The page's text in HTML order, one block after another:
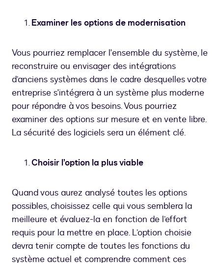
Examiner les options de modernisation
Vous pourriez remplacer l'ensemble du système, le
reconstruire ou envisager des intégrations
d’anciens systèmes dans le cadre desquelles votre
entreprise s'intégrera à un système plus moderne
pour répondre à vos besoins. Vous pourriez
examiner des options sur mesure et en vente libre.
La sécurité des logiciels sera un élément clé.
Choisir l’option la plus viable
Quand vous aurez analysé toutes les options
possibles, choisissez celle qui vous semblera la
meilleure et évaluez-la en fonction de l’effort
requis pour la mettre en place. L’option choisie
devra tenir compte de toutes les fonctions du
système actuel et comprendre comment ces